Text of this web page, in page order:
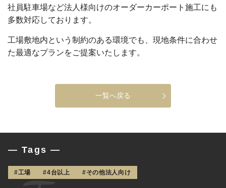
社員駐車場など法人様向けのオーダーカーポート施工にも
多数対応しております。
工場敷地内という制約のある環境でも、現地条件に合わせ
た最適なプランをご提案いたします。
一覧へ戻る
— Tags —
#工場 #4台以上 #その他法人向け